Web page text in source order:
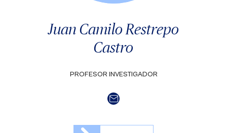
Juan Camilo Restrepo
Castro
PROFESOR INVESTIGADOR